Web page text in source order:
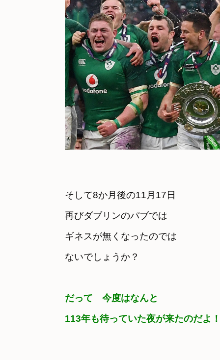
そして8か月後の11月17日
再びダブリンのパブでは
ギネスが無くなったのでは
ないでしょうか？
だって　今度はなんと
113年も待っていた夜が来たのだよ